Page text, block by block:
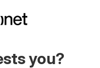
you?